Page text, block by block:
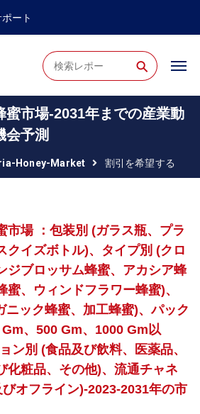
ート
⚲
蜜市場-2031年までの産業動
会予測
Honey-Market 割引を希望する
市場 ：包装別 (ガラス瓶、プラ
クイズボトル)、タイプ別 (クロ
ジブロッサム蜂蜜、アカシア蜂
蜜、ウィンドフラワー蜂蜜)、
ニック蜂蜜、加工蜂蜜)、パック
、500 Gm、1000 Gm以
ン別 (食品及び飲料、医薬品、
化粧品、その他)、流通チャネ
オフライン)-2023-2031年の市